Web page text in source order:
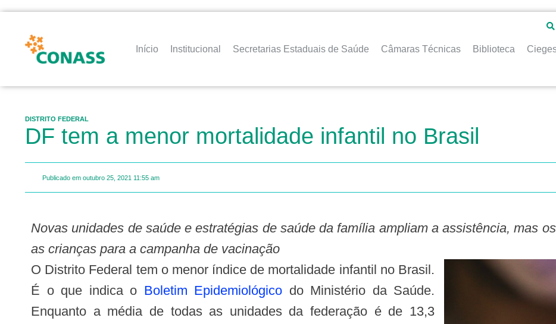
Início Institucional Secretarias Estaduais de Saúde Câmaras Técnicas Biblioteca
DISTRITO FEDERAL
DF tem a menor mortalidade infantil no Brasil
Publicado em outubro 25, 2021 11:55 am
Novas unidades de saúde e estratégias de saúde da família ampliam a assistência, mas
as crianças para a campanha de vacinação
O Distrito Federal tem o menor índice de mortalidade infantil no Brasil.
É o que indica o Boletim Epidemiológico do Ministério da Saúde.
Enquanto a média de todas as unidades da federação é de 13,3